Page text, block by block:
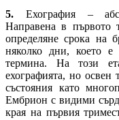
5. Ехография –
Направена в първото
определяне срока на
няколко дни, което е
термина. На този
ехографията, но освен
състояния като
Ембрион с видими
края на първия